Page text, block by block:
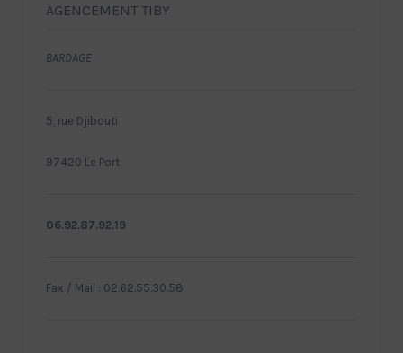
AGENCEMENT TIBY
BARDAGE
5, rue Djibouti
97420 Le Port
06.92.87.92.19
Fax / Mail : 02.62.55.30.58